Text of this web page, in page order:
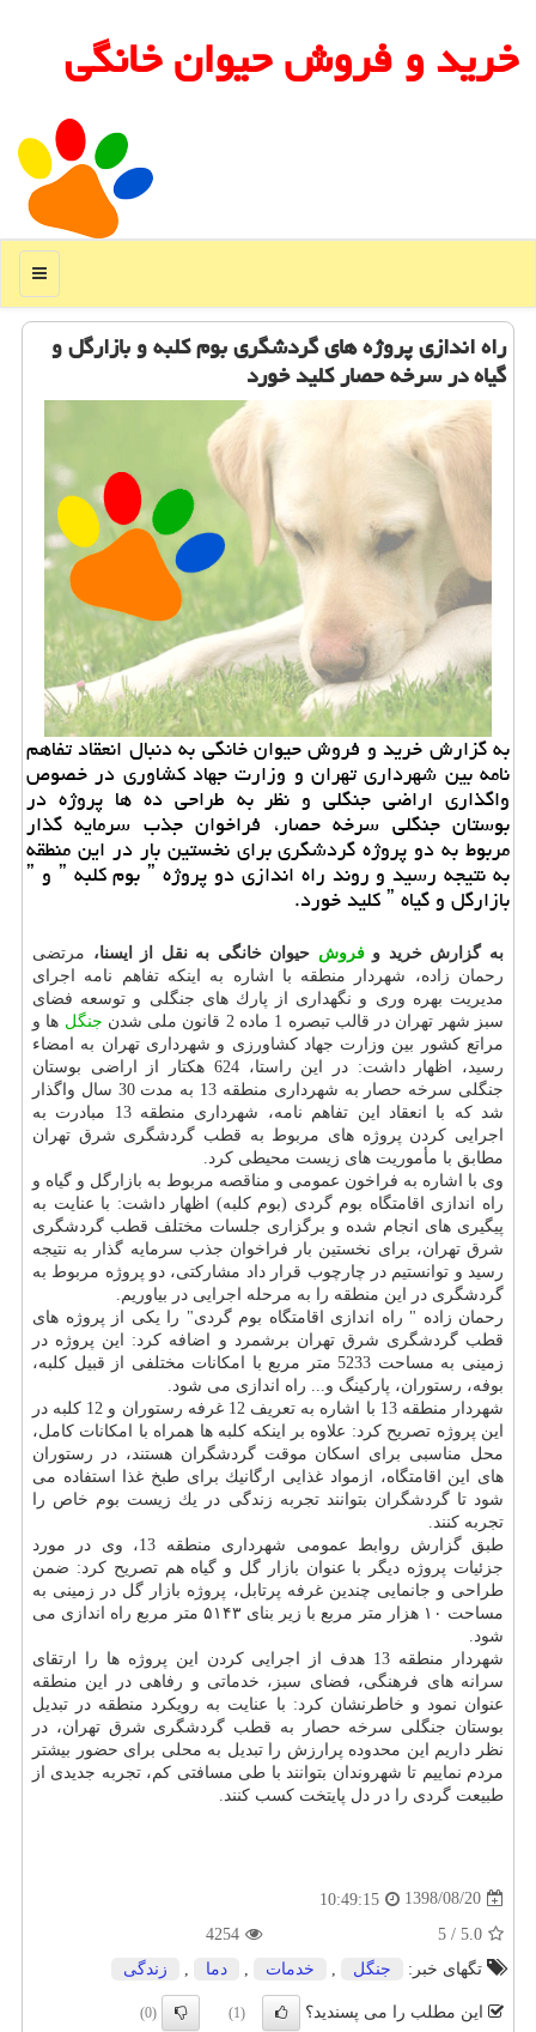
خرید و فروش حیوان خانگی
منو
راه اندازی پروژه های گردشگری بوم كلبه و بازارگل و
گیاه در سرخه حصار كلید خورد
به گزارش خرید و فروش حیوان خانگی به دنبال انعقاد تفاهم
نامه بین شهرداری تهران و وزارت جهاد كشاوری در خصوص
واگذاری اراضی جنگلی و نظر به طراحی ده ها پروژه در
بوستان جنگلی سرخه حصار، فراخوان جذب سرمایه گذار
مربوط به دو پروژه گردشگری برای نخستین بار در این منطقه
به نتیجه رسید و روند راه اندازی دو پروژه ˮ بوم كلبه ˮ و ˮ
بازارگل و گیاه ˮ كلید خورد.
به گزارش خرید وفروش حیوان خانگی به نقل از ایسنا، مرتضی
رحمان زاده، شهردار منطقه با اشاره به اینكه تفاهم نامه اجرای
مدیریت بهره وری و نگهداری از پارك های جنگلی و توسعه فضای
سبز شهر تهران در قالب تبصره 1 ماده 2 قانون ملی شدن
جنگل ها و
مراتع كشور بین وزارت جهاد كشاورزی و شهرداری تهران به امضاء
رسید، اظهار داشت: در این راستا، 624 هكتار از اراضی بوستان
جنگلی سرخه حصار به شهرداری منطقه 13 به مدت 30 سال واگذار
شد كه با انعقاد این تفاهم نامه، شهرداری منطقه 13 مبادرت به
اجرایی كردن پروژه های مربوط به قطب گردشگری شرق تهران
مطابق با مأموریت های زیست محیطی كرد.
وی با اشاره به فراخون عمومی و مناقصه مربوط به بازارگل و گیاه و
راه اندازی اقامتگاه بوم گردی (بوم كلبه) اظهار داشت: با عنایت به
پیگیری های انجام شده و برگزاری جلسات مختلف قطب گردشگری
شرق تهران، برای نخستین بار فراخوان جذب سرمایه گذار به نتیجه
رسید و توانستیم در چارچوب قرار داد مشاركتی، دو پروژه مربوط به
گردشگری در این منطقه را به مرحله اجرایی در بیاوریم.
رحمان زاده " راه اندازی اقامتگاه بوم گردی" را یكی از پروژه های
قطب گردشگری شرق تهران برشمرد و اضافه كرد: این پروژه در
زمینی به مساحت 5233 متر مربع با امكانات مختلفی از قبیل كلبه،
بوفه، رستوران، پاركینگ و... راه اندازی می شود.
شهردار منطقه 13 با اشاره به تعریف 12 غرفه رستوران و 12 كلبه در
این پروژه تصریح كرد: علاوه بر اینكه كلبه ها همراه با امكانات كامل،
محل مناسبی برای اسكان موقت گردشگران هستند، در رستوران
های این اقامتگاه، ازمواد غذایی ارگانیك برای طبخ غذا استفاده می
شود تا گردشگران بتوانند تجربه زندگی در یك زیست بوم خاص را
تجربه كنند.
طبق گزارش روابط عمومی شهرداری منطقه 13، وی در مورد
جزئیات پروژه دیگر با عنوان بازار گل و گیاه هم تصریح كرد: ضمن
طراحی و جانمایی چندین غرفه پرتابل، پروژه بازار گل در زمینی به
مساحت ۱۰ هزار متر مربع با زیر بنای ۵۱۴۳ متر مربع راه اندازی می
شود.
شهردار منطقه 13 هدف از اجرایی كردن این پروژه ها را ارتقای
سرانه های فرهنگی، فضای سبز، خدماتی و رفاهی در این منطقه
عنوان نمود و خاطرنشان كرد: با عنایت به رویكرد منطقه در تبدیل
بوستان جنگلی سرخه حصار به قطب گردشگری شرق تهران، در
نظر داریم این محدوده پرارزش را تبدیل به محلی برای حضور بیشتر
مردم نماییم تا شهروندان بتوانند با طی مسافتی كم، تجربه جدیدی از
طبیعت گردی را در دل پایتخت كسب كنند.
1398/08/20
10:49:15
5.0
/
5
4254
تگهای خبر:
جنگل خدمات دما زندگی
این مطلب را می پسندید؟ (1)
(0)